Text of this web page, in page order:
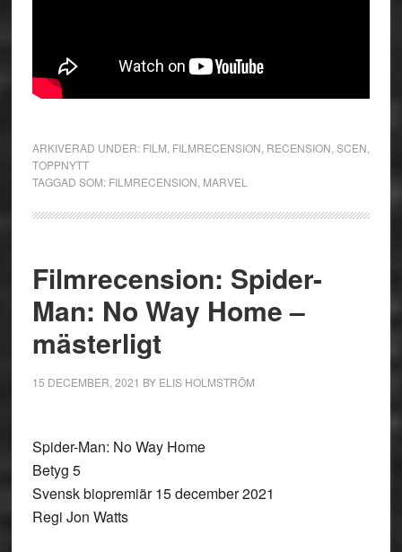
ARKIVERAD UNDER: FILM FILMRECENSION RECENSION SCEN
TOPPNYTT
TAGGAD SOM: FILMRECENSION MARVEL
Filmrecension: Spider-
Man: No Way Home –
mästerligt
15 DECEMBER, 2021 BY ELIS HOLMSTRÖM
Spider-Man: No Way Home
Betyg 5
Svensk biopremiär 15 december 2021
Regi Jon Watts